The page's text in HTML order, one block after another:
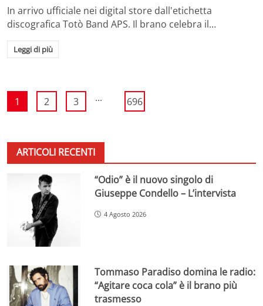
In arrivo ufficiale nei digital store dall'etichetta
discografica Totò Band APS. Il brano celebra il…
Leggi di più
1 2 3 ... 696
ARTICOLI RECENTI
“Odio” è il nuovo singolo di
Giuseppe Condello – L’intervista
4 Agosto 2026
Tommaso Paradiso domina le radio:
“Agitare coca cola” è il brano più
trasmesso